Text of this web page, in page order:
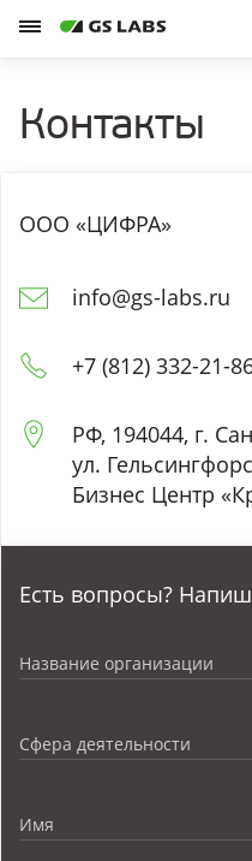
Контакты
ООО «ЦИФРА»
info@gs-labs.ru
+7 (812) 332-21-
РФ, 194044, г.
ул.
Бизнес Центр
Есть вопросы?
Название организации
Сфера деятельности
Имя